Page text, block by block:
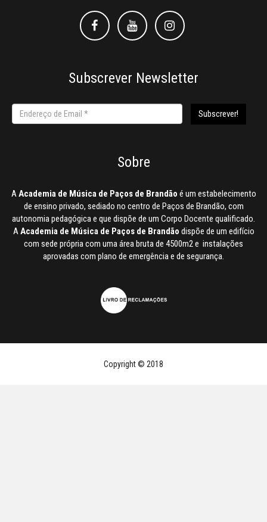
FacebookFacebookInstagram
Subscrever Newsletter
Sobre
AAcademia de Música de Paços de Brandão é um estabelecimento
de ensino privado, sediado no centro de Paços de Brandão, com
autonomia pedagógica e que dispõe de um Corpo Docente qualificado.
AAcademia de Música de Paços de Brandão dispõe de um edifício
com sede própria com uma área bruta de 4500m2 e instalações
aprovadas com plano de emergência e de segurança.
Copyright © 2018